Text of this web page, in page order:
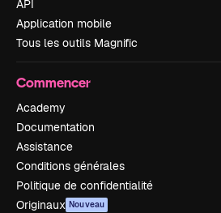
API
Application mobile
Tous les outils Magnific
Commencer
Academy
Documentation
Assistance
Conditions générales
Politique de confidentialité
Originaux Nouveau